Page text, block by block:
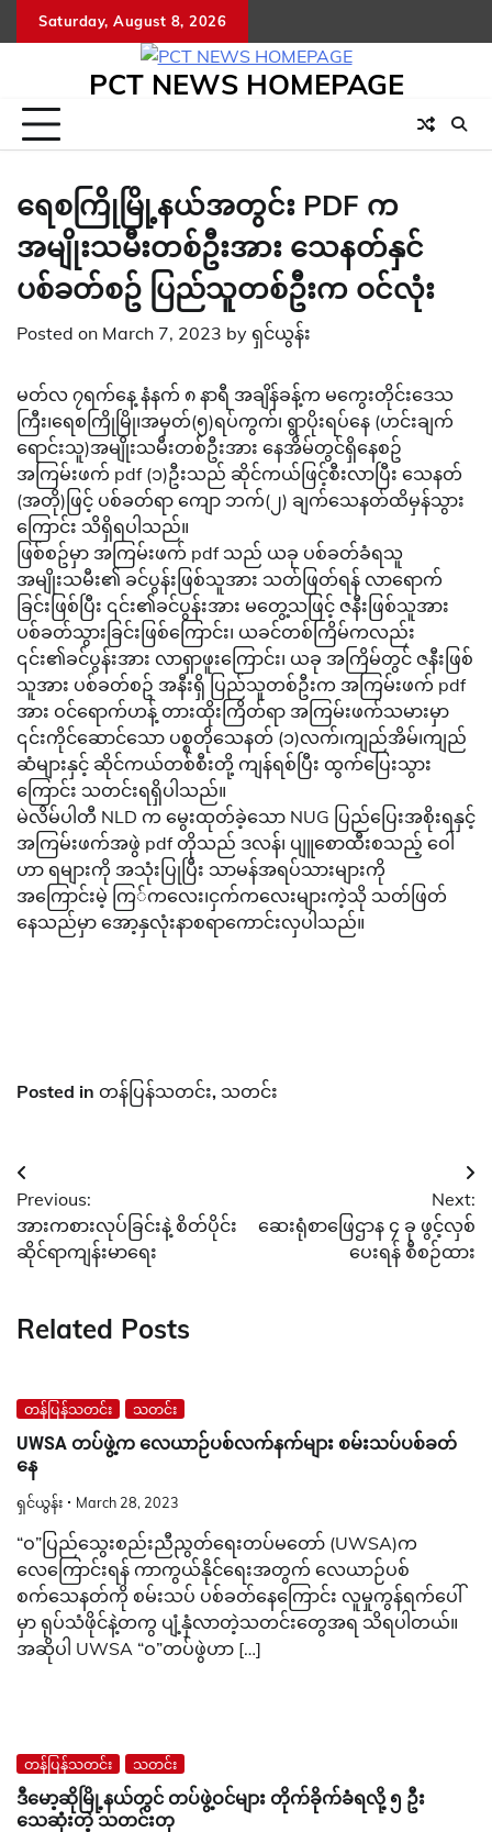
to
Saturday, August 8, 2026
PCT NEWS HOMEPAGE
ရေစကြိုမြို့နယ်အတွင်း PDF က
အမျိုးသမီးတစ်ဦးအား သေနတ်နှင်
ပစ်ခတ်စဥ် ပြည်သူတစ်ဦးက ဝင်လုံး
Posted on March 7, 2023 by ရှင်ယွန်း
မတ်လ ၇ရက်နေ့ နံနက် ၈ နာရီ အချိန်ခန့်က မကွေးတိုင်းဒေသ
ကြီး၊ရေစကြိုမြို၊အမှတ်(၅)ရပ်ကွက်၊ ရွာပိုးရပ်နေ (ဟင်းချက်
ရောင်းသူ)အမျိုးသမီးတစ်ဦးအား နေအိမ်တွင်ရှိနေစဥ်
အကြမ်းဖက် pdf (၁)ဦးသည် ဆိုင်ကယ်ဖြင့်စီးလာပြီး သေနတ်
(အတို)ဖြင့် ပစ်ခတ်ရာ ကျော ဘက်(၂) ချက်သေနတ်ထိမှန်သွား
ကြောင်း သိရှိရပါသည်။
ဖြစ်စဥ်မှာ အကြမ်းဖက် pdf သည် ယခု ပစ်ခတ်ခံရသူ
အမျိုးသမီး၏ ခင်ပွန်းဖြစ်သူအား သတ်ဖြတ်ရန် လာရောက်
ခြင်းဖြစ်ပြီး ၎င်း၏ခင်ပွန်းအား မတွေ့သဖြင့် ဇနီးဖြစ်သူအား
ပစ်ခတ်သွားခြင်းဖြစ်ကြောင်း၊ ယခင်တစ်ကြိမ်ကလည်း
၎င်း၏ခင်ပွန်းအား လာရှာဖူးကြောင်း၊ ယခု အကြိမ်တွင် ဇနီးဖြစ်
သူအား ပစ်ခတ်စဥ် အနီးရှိ ပြည်သူတစ်ဦးက အကြမ်းဖက် pdf
အား ဝင်ရောက်ဟန့် တားထိုးကြိတ်ရာ အကြမ်းဖက်သမားမှာ
၎င်းကိုင်ဆောင်သော ပစ္စတိုသေနတ် (၁)လက်၊ကျည်အိမ်၊ကျည်
ဆံများနှင့် ဆိုင်ကယ်တစ်စီးတို့ ကျန်ရစ်ပြီး ထွက်ပြေးသွား
ကြောင်း သတင်းရရှိပါသည်။
မဲလိမ်ပါတီ NLD က မွေးထုတ်ခဲ့သော NUG ပြည်ပြေးအစိုးရနှင့်
အကြမ်းဖက်အဖွဲ pdf တိုသည် ဒလန်၊ ပျူစောထီးစသည့် ဝေါ
ဟာ ရများကို အသုံးပြုပြီး သာမန်အရပ်သားများကို
အကြောင်းမဲ့ ကြ်ကလေး၊ငှက်ကလေးများကဲ့သို သတ်ဖြတ်
နေသည်မှာ အော့နှလုံးနာစရာကောင်းလှပါသည်။
Posted in တန်ပြန်သတင်း, သတင်း
Post
navigation
Previous:
အားကစားလုပ်ခြင်းနဲ့ စိတ်ပိုင်း
ဆိုင်ရာကျန်းမာရေး
Next:
ဆေးရုံစာဖြေဌာန ၄ ခု ဖွင့်လှစ်
ပေးရန် စီစဉ်ထား
Related Posts
တန်ပြန်သတင်း သတင်း
UWSA တပ်ဖွဲ့က လေယာဉ်ပစ်လက်နက်များ စမ်းသပ်ပစ်ခတ်
နေ
ရှင်ယွန်း March 28, 2023
“ဝ”ပြည်သွေးစည်းညီညွတ်ရေးတပ်မတော် (UWSA)က
လေကြောင်းရန် ကာကွယ်နိုင်ရေးအတွက် လေယာဉ်ပစ်
စက်သေနတ်ကို စမ်းသပ် ပစ်ခတ်နေကြောင်း လူမှုကွန်ရက်ပေါ်
မှာ ရုပ်သံဖိုင်နဲ့တကွ ပျံ့နှံလာတဲ့သတင်းတွေအရ သိရပါတယ်။
အဆိုပါ UWSA “ဝ”တပ်ဖွဲဟာ […]
တန်ပြန်သတင်း သတင်း
ဒီမော့ဆိုမြို့နယ်တွင် တပ်ဖွဲ့ဝင်များ တိုက်ခိုက်ခံရလို့ ၅ ဦး
သေဆုံးတဲ့ သတင်းတု